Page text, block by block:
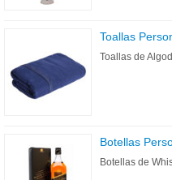
Toallas
Toallas de
Botellas
Botellas de